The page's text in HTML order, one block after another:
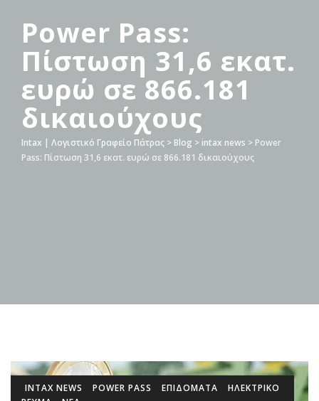
Power Pass:
Πίστωση 31,6 εκατ.
ευρώ σε 866.181
δικαιούχους
Intax | Λογιστικό Γραφείο Πάτρας > Blog > intax news > Power
Pass: Πίστωση 31,6 εκατ. ευρώ σε 866.181 δικαιούχους
INTAX NEWS POWER PASS ΕΠΙΔΌΜΑΤΑ
ΗΛΕΚΤΡΙΚΟ